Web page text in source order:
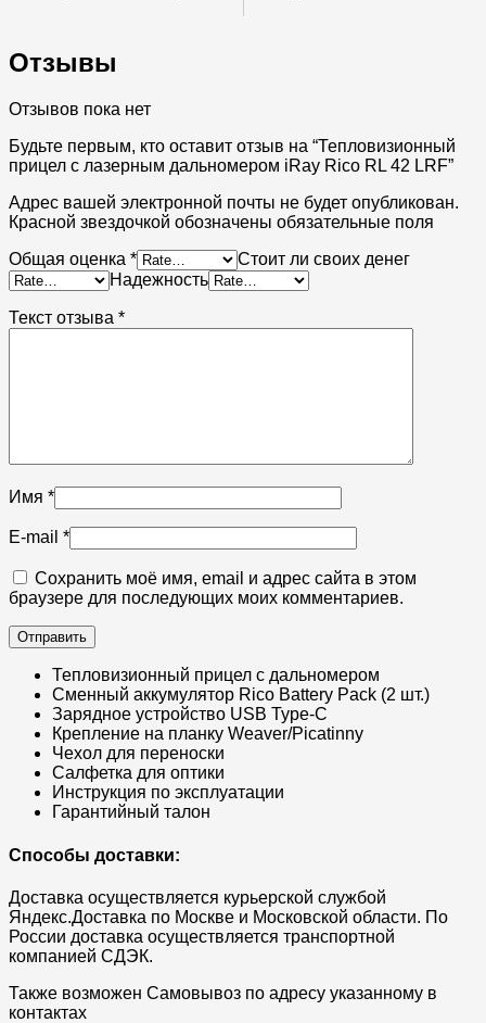
Отзывы
Отзывов пока нет
Будьте первым, кто оставит отзыв на “Тепловизионный
прицел с лазерным дальномером iRay Rico RL 42 LRF”
Адрес вашей электронной почты не будет опубликован.
Красной звездочкой обозначены обязательные поля
Общая оценка *
Стоит ли своих денег
Надежность
Текст отзыва *
Имя *
E-mail *
Сохранить моё имя, email и адрес сайта в этом
браузере для последующих моих комментариев.
Тепловизионный прицел с дальномером
Сменный аккумулятор Rico Battery Pack (2 шт.)
Зарядное устройство USB Type-C
Крепление на планку Weaver/Picatinny
Чехол для переноски
Салфетка для оптики
Инструкция по эксплуатации
Гарантийный талон
Способы доставки:
Доставка осуществляется курьерской службой
Яндекс.Доставка по Москве и Московской области. По
России доставка осуществляется транспортной
компанией СДЭК.
Также возможен Самовывоз по адресу указанному в
контактах